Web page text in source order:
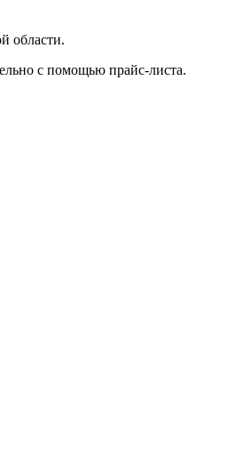
области.
с помощью прайс-листа.